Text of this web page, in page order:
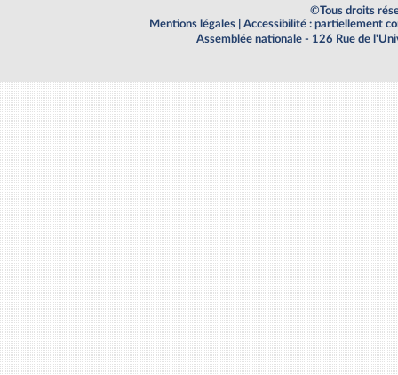
©Tous droits
Mentions légales
Accessibilité : partiellement
Assemblée nationale - 126 Rue de